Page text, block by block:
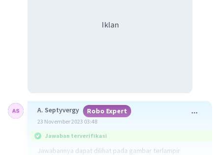
Iklan
A. Septyvergy Robo Expert
23 November 2023 03:48
Jawaban terverifikasi
Jawabannya dapat dilihat pada gambar terlampir